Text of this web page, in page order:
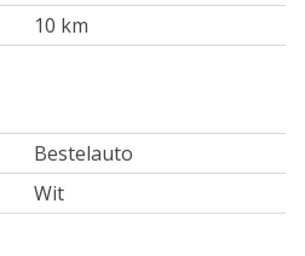
10 km
Bestelauto
Wit